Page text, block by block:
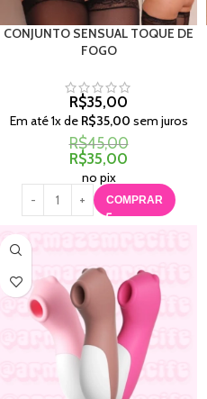
CONJUNTO SENSUAL TOQUE DE
FOGO
R$35,00
Em até1x de R$35,00 sem juros
R$45,00
R$35,00
no pix
COMPRAR